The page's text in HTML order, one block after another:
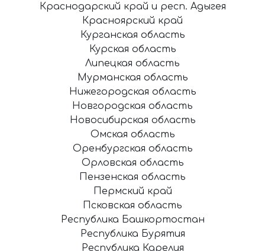
Краснодарский край и респ. Адыгея
Красноярский край
Курганская область
Курская область
Липецкая область
Мурманская область
Нижегородская область
Новгородская область
Новосибирская область
Омская область
Оренбургская область
Орловская область
Пензенская область
Пермский край
Псковская область
Республика Башкортостан
Республика Бурятия
Республика Карелия